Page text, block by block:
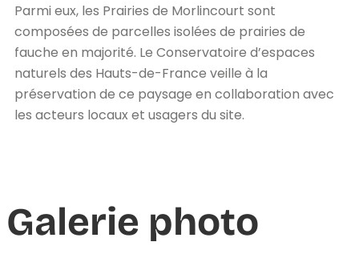
Parmi eux, les Prairies de Morlincourt sont
composées de parcelles isolées de prairies de
fauche en majorité. Le Conservatoire d’espaces
naturels des Hauts-de-France veille à la
préservation de ce paysage en collaboration avec
les acteurs locaux et usagers du site.
Galerie photo